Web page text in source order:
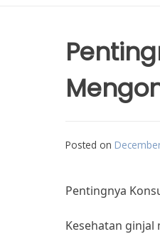
Posted on
Pentingnya
Kesehatan